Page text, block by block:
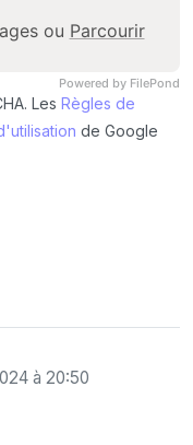
Powered by FilePond
ou Parcourir
Les Règles de
de Google
à 20:50